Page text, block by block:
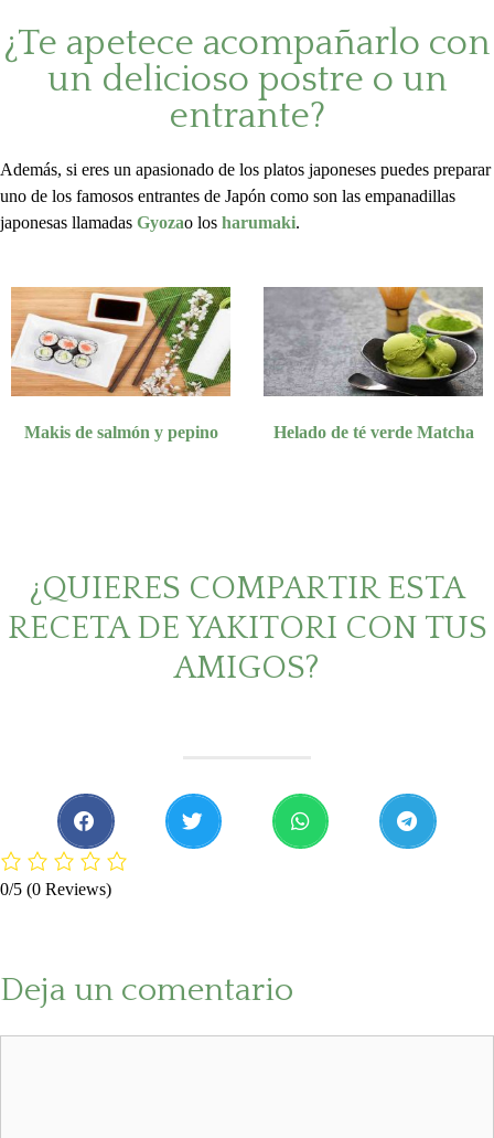
¿Te apetece acompañarlo con
un delicioso postre o un
entrante?
Además, si eres un apasionado de los platos japoneses puedes preparar
uno de los famosos entrantes de Japón como son las empanadillas
japonesas llamadas Gyozao los harumaki.
Makis de salmón y pepino Helado de té verde Matcha
¿QUIERES COMPARTIR ESTA
RECETA DE YAKITORI CON TUS
AMIGOS?
0/5 (0 Reviews)
Deja un comentario